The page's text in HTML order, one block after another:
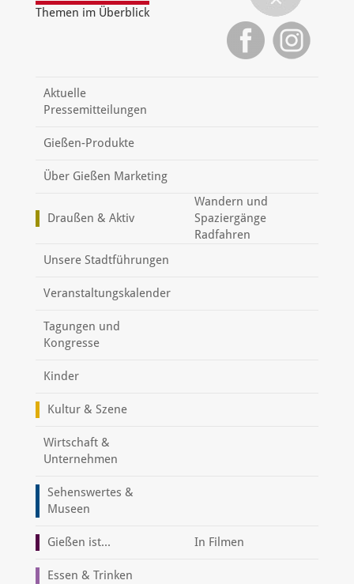
Themen im Überblick
Aktuelle
Pressemitteilungen
Gießen-Produkte
Über Gießen Marketing
Draußen & Aktiv
Wandern und
Spaziergänge
Radfahren
Unsere Stadtführungen
Veranstaltungskalender
Tagungen und
Kongresse
Kinder
Kultur & Szene
Wirtschaft &
Unternehmen
Sehenswertes &
Museen
Gießen ist... In Filmen
Essen & Trinken